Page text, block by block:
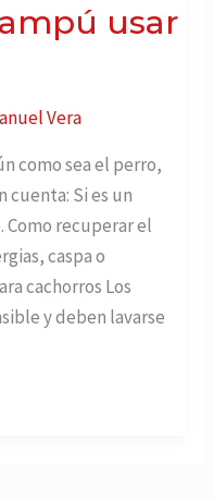
usar
Vera
como sea el perro,
cuenta: Si es un
Como recuperar el
caspa o
cachorros Los
y deben lavarse